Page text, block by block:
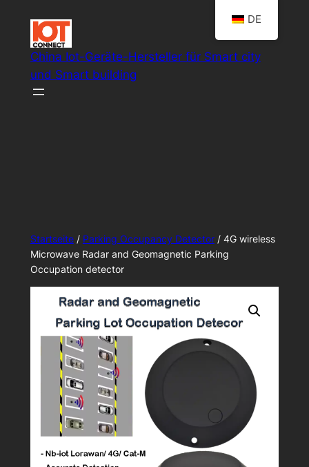
springen
China Iot-Geräte-Hersteller für Smart city
und Smart building
Startseite/ Parking Occupancy Detector/ 4G wireless
Microwave Radar and Geomagnetic Parking
Occupation detector
DE